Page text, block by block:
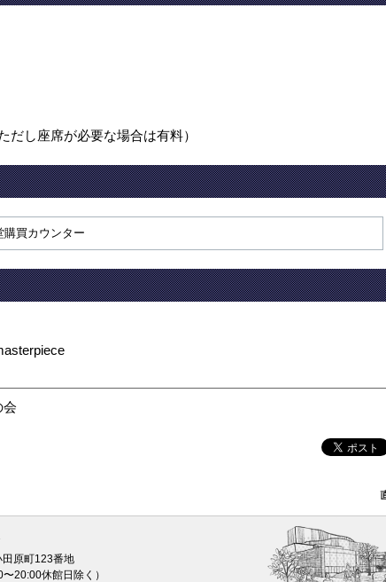
し座席が必要な場合は有料）
購買カウンター
会
原町123番地
20:00休館日除く）